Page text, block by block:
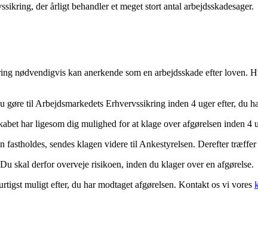
der årligt behandler et meget stort antal arbejdsskadesager.
nødvendigvis kan anerkende som en arbejdsskade efter loven.
til Arbejdsmarkedets Erhvervssikring inden 4 uger efter, du
har ligesom dig mulighed for at klage over afgørelsen inden 4
sendes klagen videre til Ankestyrelsen. Derefter
skal derfor overveje risikoen, inden du klager over en afgørelse.
muligt efter, du har modtaget afgørelsen. Kontakt os vi vores